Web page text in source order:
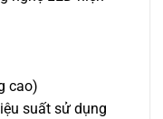
cao)
suất sử dụng